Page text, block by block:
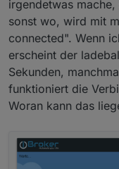
irgendetwas
sonst wo, wird mit
connected". Wenn
erscheint der
Sekunden,
funktioniert die
Woran kann das